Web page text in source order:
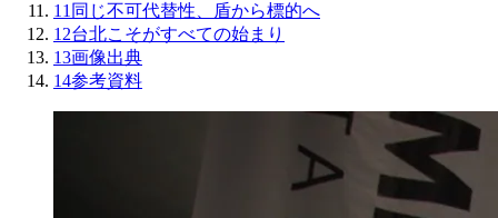
11 同じ不可代替性、盾から標的へ
12台北こそがすべての始まり
13画像出典
14参考資料